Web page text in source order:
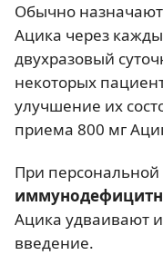
Обычно
Ацика через
двухразовый
некоторых
улучшение их
приема 800 мг
При персональной
Ацика удваивают
введение.